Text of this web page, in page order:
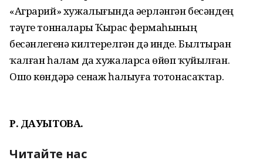
«Аграрий» хужалығында әҙерләнгән бесәндең
тәүге тонналары Ҡырҙас фермаһының
бесәнлегенә килтерелгән дә инде. Былтырҙан
ҡалған һалам да хужаларса өйөп ҡуйылған.
Ошо көндәрҙә сенаж һалыуға тотонасаҡтар.
Р. ДАУЫТОВА.
Читайте нас